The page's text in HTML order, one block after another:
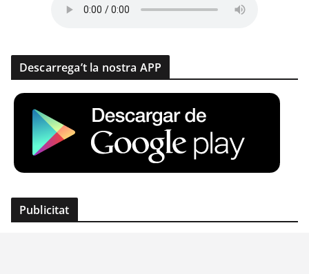
Descarrega’t la nostra APP
Publicitat